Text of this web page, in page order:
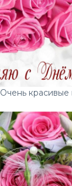
Очень красивые